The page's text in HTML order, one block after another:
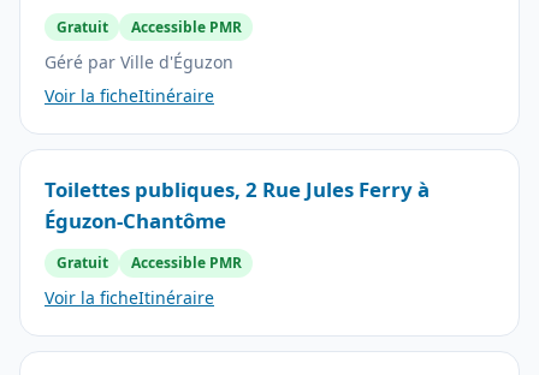
Gratuit Accessible PMR
Géré par Ville d'Éguzon
Voir la ficheItinéraire
Toilettes publiques, 2 Rue Jules Ferry à
Éguzon-Chantôme
Gratuit Accessible PMR
Voir la ficheItinéraire